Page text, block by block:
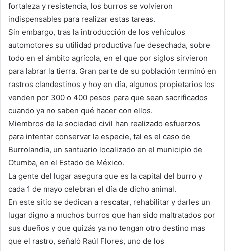
fortaleza y resistencia, los burros se volvieron
indispensables para realizar estas tareas.
Sin embargo, tras la introducción de los vehículos
automotores su utilidad productiva fue desechada, sobre
todo en el ámbito agrícola, en el que por siglos sirvieron
para labrar la tierra. Gran parte de su población terminó en
rastros clandestinos y hoy en día, algunos propietarios los
venden por 300 o 400 pesos para que sean sacrificados
cuando ya no saben qué hacer con ellos.
Miembros de la sociedad civil han realizado esfuerzos
para intentar conservar la especie, tal es el caso de
Burrolandia, un santuario localizado en el municipio de
Otumba, en el Estado de México.
La gente del lugar asegura que es la capital del burro y
cada 1 de mayo celebran el día de dicho animal.
En este sitio se dedican a rescatar, rehabilitar y darles un
lugar digno a muchos burros que han sido maltratados por
sus dueños y que quizás ya no tengan otro destino mas
que el rastro, señaló Raúl Flores, uno de los